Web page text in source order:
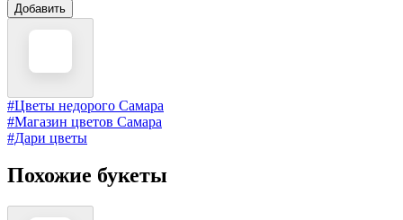
Добавить
#Цветы недорого Самара
#Магазин цветов Самара
#Дари цветы
Похожие букеты